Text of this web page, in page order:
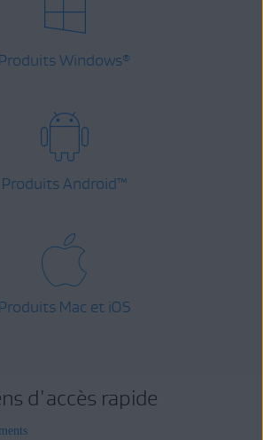
Produits Windows®
Produits Android™
Produits Mac et iOS
d'accès rapide